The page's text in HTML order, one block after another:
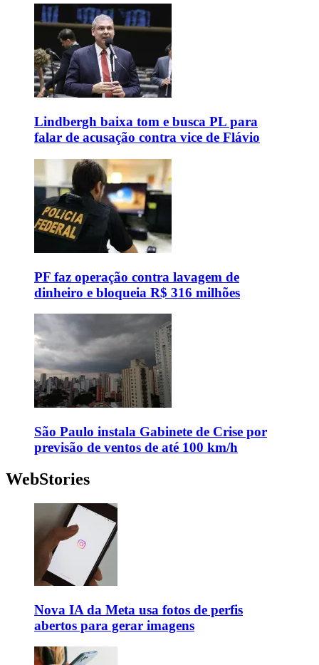
Lindbergh baixa tom e busca PL para
falar de acusação contra vice de Flávio
PF faz operação contra lavagem de
dinheiro e bloqueia R$ 316 milhões
São Paulo instala Gabinete de Crise por
previsão de ventos de até 100 km/h
WebStories
Nova IA da Meta usa fotos de perfis
abertos para gerar imagens